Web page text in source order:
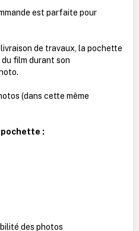
est parfaite pour
de travaux, la pochette
film durant son
(dans cette même
:
des photos